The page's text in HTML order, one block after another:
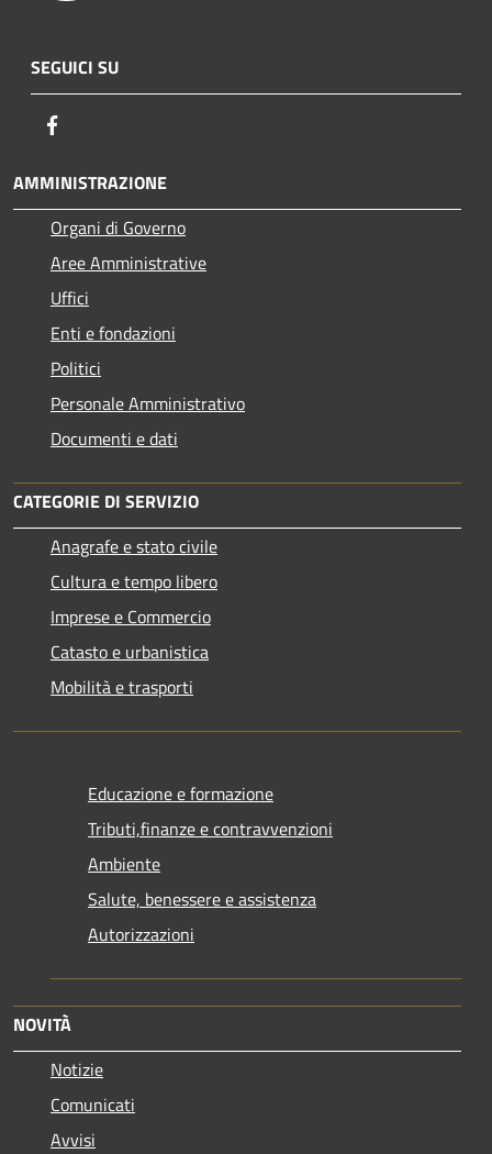
SEGUICI SU
AMMINISTRAZIONE
Organi di Governo
Aree Amministrative
Uffici
Enti e fondazioni
Politici
Personale Amministrativo
Documenti e dati
CATEGORIE DI SERVIZIO
Anagrafe e stato civile
Cultura e tempo libero
Imprese e Commercio
Catasto e urbanistica
Mobilità e trasporti
Educazione e formazione
Tributi,finanze e contravvenzioni
Ambiente
Salute, benessere e assistenza
Autorizzazioni
NOVITÀ
Notizie
Comunicati
Avvisi